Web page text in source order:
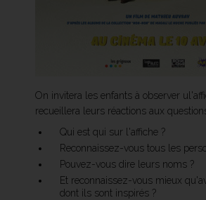
On invitera les enfants à observer
recueillera leurs réactions aux
Qui est qui sur l'affiche ?
Reconnaissez-vous tous les
Pouvez-vous dire leurs noms ?
Et reconnaissez-vous mieux
dont ils sont inspirés ?